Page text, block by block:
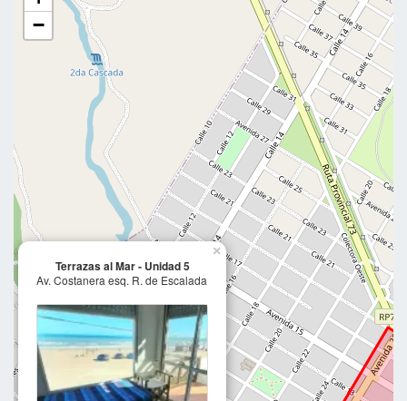
Terrazas al Mar - Unidad 5
Av. Costanera esq. R. de Escalada
×
−